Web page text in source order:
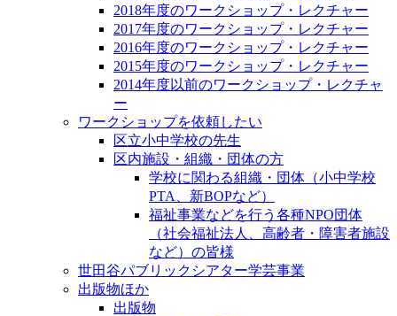
2018年度のワークショップ・レクチャー
2017年度のワークショップ・レクチャー
2016年度のワークショップ・レクチャー
2015年度のワークショップ・レクチャー
2014年度以前のワークショップ・レクチャ
ー
ワークショップを依頼したい
区立小中学校の先生
区内施設・組織・団体の方
学校に関わる組織・団体（小中学校
PTA、新BOPなど）
福祉事業などを行う各種NPO団体
（社会福祉法人、高齢者・障害者施設
など）の皆様
世田谷パブリックシアター学芸事業
出版物ほか
出版物